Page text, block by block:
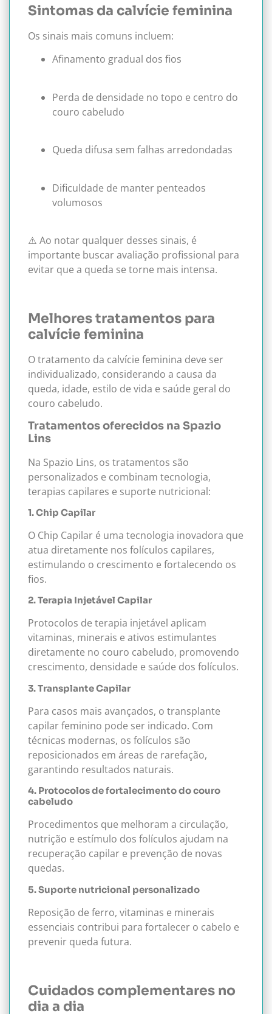
Sintomas da calvície feminina
Os sinais mais comuns incluem:
Afinamento gradual dos fios
Perda de densidade no topo e centro do
couro cabeludo
Queda difusa sem falhas arredondadas
Dificuldade de manter penteados
volumosos
⚠️ Ao notar qualquer desses sinais, é
importante buscar avaliação profissional para
evitar que a queda se torne mais intensa.
Melhores tratamentos para
calvície feminina
O tratamento da calvície feminina deve ser
individualizado, considerando a causa da
queda, idade, estilo de vida e saúde geral do
couro cabeludo.
Tratamentos oferecidos na Spazio
Lins
Na Spazio Lins, os tratamentos são
personalizados e combinam tecnologia,
terapias capilares e suporte nutricional:
1. Chip Capilar
O Chip Capilar é uma tecnologia inovadora que
atua diretamente nos folículos capilares,
estimulando o crescimento e fortalecendo os
fios.
2. Terapia Injetável Capilar
Protocolos de terapia injetável aplicam
vitaminas, minerais e ativos estimulantes
diretamente no couro cabeludo, promovendo
crescimento, densidade e saúde dos folículos.
3. Transplante Capilar
Para casos mais avançados, o transplante
capilar feminino pode ser indicado. Com
técnicas modernas, os folículos são
reposicionados em áreas de rarefação,
garantindo resultados naturais.
4. Protocolos de fortalecimento do couro
cabeludo
Procedimentos que melhoram a circulação,
nutrição e estímulo dos folículos ajudam na
recuperação capilar e prevenção de novas
quedas.
5. Suporte nutricional personalizado
Reposição de ferro, vitaminas e minerais
essenciais contribui para fortalecer o cabelo e
prevenir queda futura.
Cuidados complementares no
dia a dia